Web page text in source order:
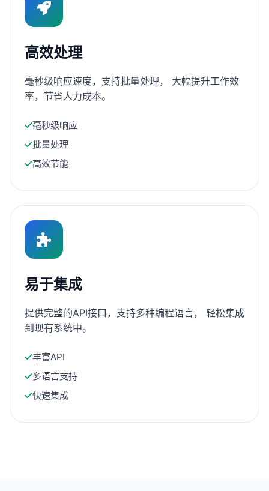
高效处理
毫秒级响应速度，支持批量处理， 大幅提升工作效
率，节省人力成本。
毫秒级响应
批量处理
高效节能
易于集成
提供完整的API接口，支持多种编程语言， 轻松集成
到现有系统中。
丰富API
多语言支持
快速集成